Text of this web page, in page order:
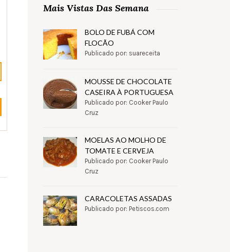
Mais Vistas Das Semana
BOLO DE FUBÁ COM
FLOCÃO
Publicado por: suareceita
MOUSSE DE CHOCOLATE
CASEIRA À PORTUGUESA
Publicado por: Cooker Paulo
Cruz
MOELAS AO MOLHO DE
TOMATE E CERVEJA
Publicado por: Cooker Paulo
Cruz
CARACOLETAS ASSADAS
Publicado por: Petiscos.com